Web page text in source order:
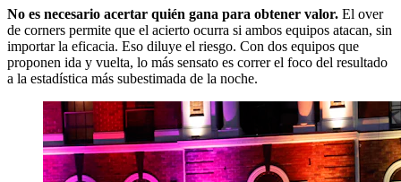
No es necesario acertar quién gana para obtener valor. El over
de corners permite que el acierto ocurra si ambos equipos atacan, sin
importar la eficacia. Eso diluye el riesgo. Con dos equipos que
proponen ida y vuelta, lo más sensato es correr el foco del resultado
a la estadística más subestimada de la noche.